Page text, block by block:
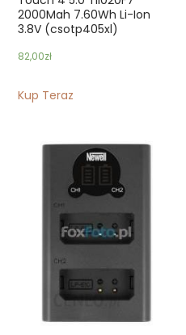
2000Mah 7.60Wh Li-Ion
3.8V (csotp405xl)
82,00zł
Kup Teraz